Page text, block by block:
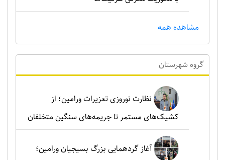
مشاهده همه
گروه شهرستان
نظارت نوروزی تعزیرات ورامین؛ از
کشیک‌های مستمر تا جریمه‌های سنگین متخلفان
آغاز گردهمایی بزرگ بسیجیان ورامین؛